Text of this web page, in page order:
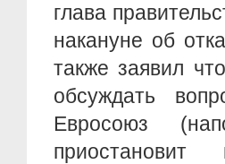
глава
накануне об
также заявил
обсуждать
Евросоюз
приостановит